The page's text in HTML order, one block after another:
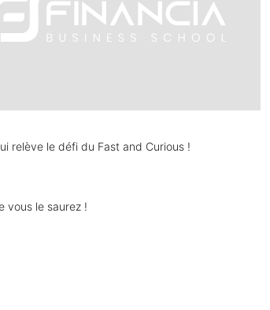
relève le défi du Fast and Curious !
vous le saurez !